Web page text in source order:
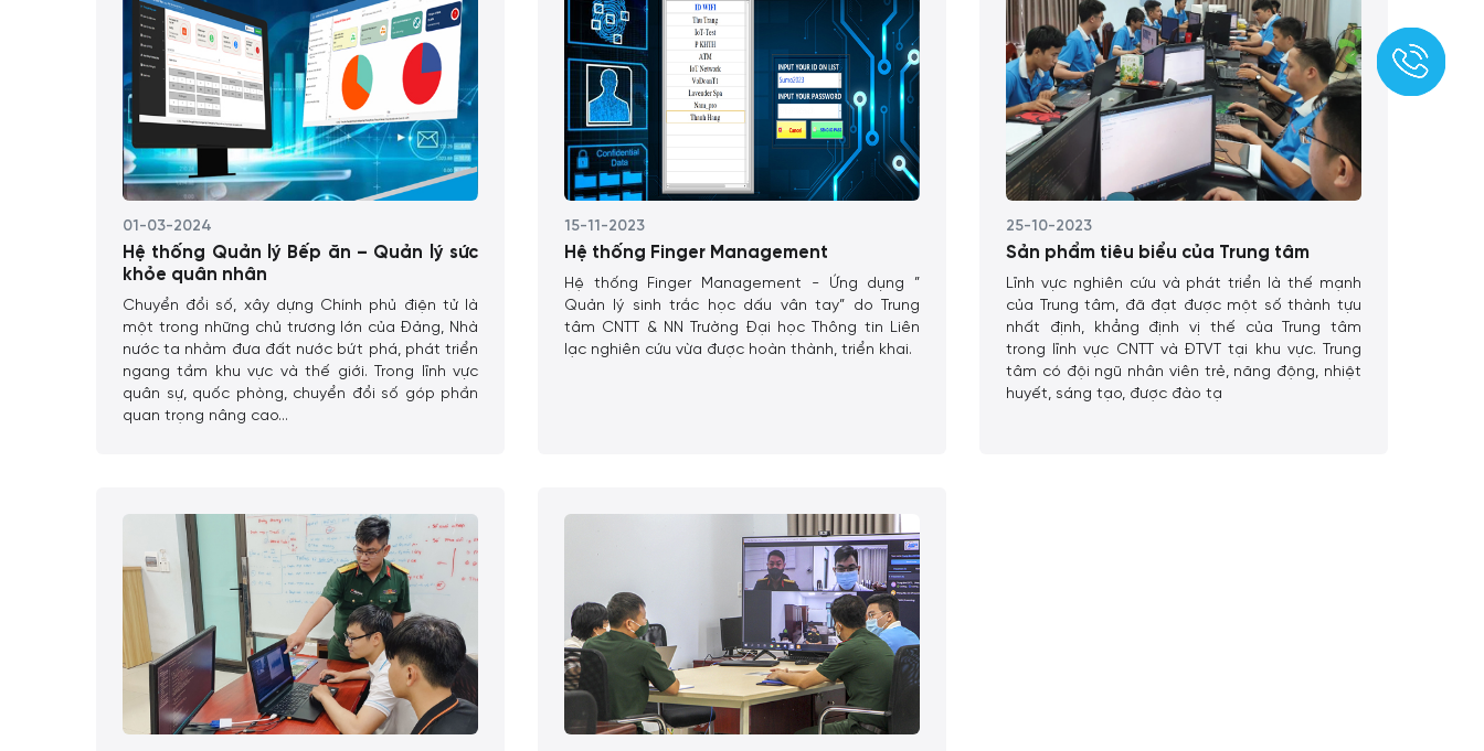
01-03-2024
Hệ thống Quản lý Bếp ăn – Quản lý sức
khỏe quân nhân
Chuyển đổi số, xây dựng Chính phủ điện tử là
một trong những chủ trương lớn của Đảng, Nhà
nước ta nhằm đưa đất nước bứt phá, phát triển
ngang tầm khu vực và thế giới. Trong lĩnh vực
quân sự, quốc phòng, chuyển đổi số góp phần
quan trọng nâng cao...
15-11-2023
Hệ thống Finger Management
Hệ thống Finger Management - Ứng dụng ”
Quản lý sinh trắc học dấu vân tay” do Trung
tâm CNTT & NN Trường Đại học Thông tin Liên
lạc nghiên cứu vừa được hoàn thành, triển khai.
25-10-2023
Sản phẩm tiêu biểu của Trung tâm
Lĩnh vực nghiên cứu và phát triển là thế mạnh
của Trung tâm, đã đạt được một số thành tựu
nhất định, khẳng định vị thế của Trung tâm
trong lĩnh vực CNTT và ĐTVT tại khu vực. Trung
tâm có đội ngũ nhân viên trẻ, năng động, nhiệt
huyết, sáng tạo, được đào tạ